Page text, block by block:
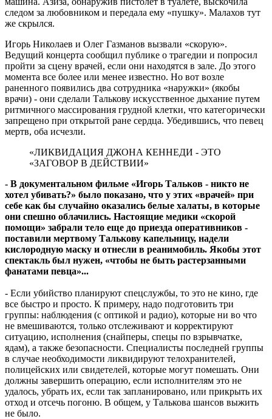
следом за любовником и передала ему «пушку». Малахов тут
же скрылся.
Игорь Николаев и Олег Газманов вызвали «скорую».
Ведущий концерта сообщил публике о трагедии и попросил
пройти за сцену врачей, если они находятся в зале. До этого
момента все более или менее известно. Но вот возле
раненного появились два сотрудника «наружки» (якобы
врачи) - они сделали Талькову искусственное дыхание путем
ритмичного массирования грудной клетки, что категорически
запрещено при открытой ране сердца. Убедившись, что певец
мертв, оба исчезли.
«ЛИКВИДАЦИЯ ДЖОНА КЕННЕДИ - ЭТО
«ЗАГОВОР В ДЕЙСТВИИ»
- В документальном фильме «Игорь Тальков - никто не
хотел убивать?» было показано, что у этих «врачей» при
себе как бы случайно оказались белые халаты, в которые
они спешно облачились. Настоящие медики «скорой
помощи» забрали тело еще до приезда оперативников -
поставили мертвому Талькову капельницу, надели
кислородную маску и отнесли в реанимобиль. Якобы этот
спектакль был нужен, «чтобы не быть растерзанными
фанатами певца»...
- Если убийство планируют спецслужбы, то это не кино, где
все быстро и просто. К примеру, надо подготовить три
группы: наблюдения (с оптикой и радио), которые ни во что
не вмешиваются, только отслеживают и корректируют
ситуацию, исполнения (снайперы, спецы по взрывчатке,
ядам), а также безопасности. Специалисты последней группы
в случае необходимости ликвидируют телохранителей,
полицейских или свидетелей, которые могут помешать. Они
должны завершить операцию, если исполнителям это не
удалось, убрать их, если так запланировано, или прикрыть их
отход и отсечь погоню. В общем, у Талькова шансов выжить
не было.